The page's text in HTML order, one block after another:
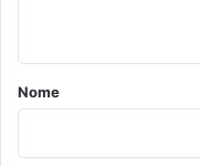
r
o
Nome